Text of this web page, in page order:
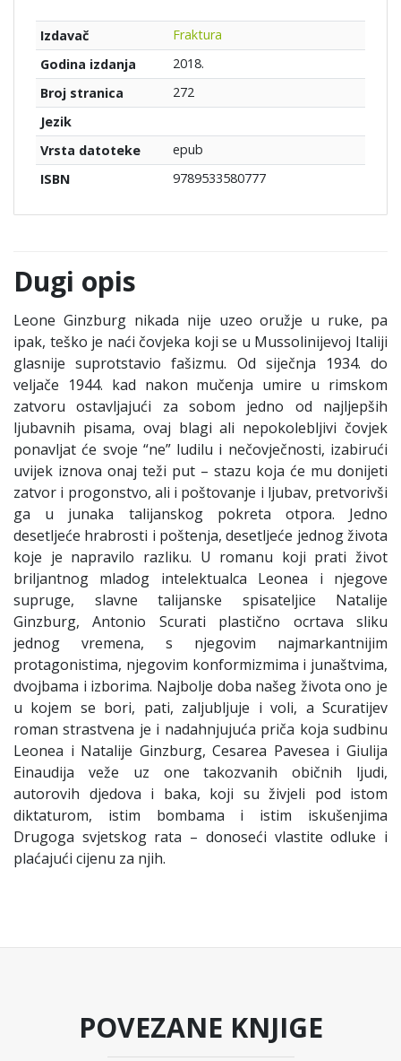
Izdavač
Fraktura
Godina izdanja
2018.
Broj stranica
272
Jezik
Vrsta datoteke
epub
ISBN
9789533580777
Dugi opis
Leone Ginzburg nikada nije uzeo oružje u ruke, pa
ipak, teško je naći čovjeka koji se u Mussolinijevoj Italiji
glasnije suprotstavio fašizmu. Od siječnja 1934. do
veljače 1944. kad nakon mučenja umire u rimskom
zatvoru ostavljajući za sobom jedno od najljepših
ljubavnih pisama, ovaj blagi ali nepokolebljivi čovjek
ponavljat će svoje “ne” ludilu i nečovječnosti, izabirući
uvijek iznova onaj teži put – stazu koja će mu donijeti
zatvor i progonstvo, ali i poštovanje i ljubav, pretvorivši
ga u junaka talijanskog pokreta otpora. Jedno
desetljeće hrabrosti i poštenja, desetljeće jednog života
koje je napravilo razliku. U romanu koji prati život
briljantnog mladog intelektualca Leonea i njegove
supruge, slavne talijanske spisateljice Natalije
Ginzburg, Antonio Scurati plastično ocrtava sliku
jednog vremena, s njegovim najmarkantnijim
protagonistima, njegovim konformizmima i junaštvima,
dvojbama i izborima. Najbolje doba našeg života ono je
u kojem se bori, pati, zaljubljuje i voli, a Scuratijev
roman strastvena je i nadahnjujuća priča koja sudbinu
Leonea i Natalije Ginzburg, Cesarea Pavesea i Giulija
Einaudija veže uz one takozvanih običnih ljudi,
autorovih djedova i baka, koji su živjeli pod istom
diktaturom, istim bombama i istim iskušenjima
Drugoga svjetskog rata – donoseći vlastite odluke i
plaćajući cijenu za njih.
POVEZANE KNJIGE